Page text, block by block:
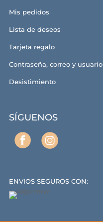
Mis pedidos
Lista de deseos
Tarjeta regalo
Contraseña, correo y usuario
Desistimiento
SÍGUENOS
ENVIOS SEGUROS CON: